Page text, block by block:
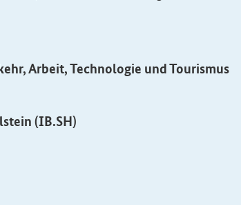
Arbeit, Technologie und Tourismus
(IB.SH)